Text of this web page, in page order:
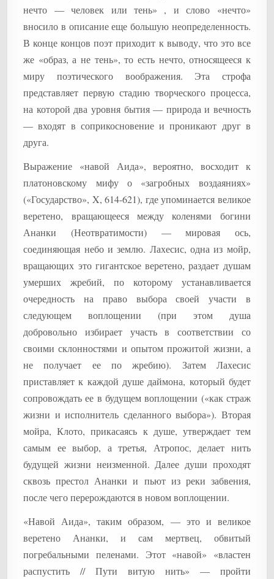
нечто — человек или тень» , и слово «нечто»
вносило в описание еще большую неопределенность.
В конце концов поэт приходит к выводу, что это все
же «образ, а не тень», то есть нечто, относящееся к
миру поэтического воображения. Эта строфа
представляет первую стадию творческого процесса,
на которой два уровня бытия — природа и вечность
— входят в соприкосновение и проникают друг в
друга.
Выражение «навой Аида», вероятно, восходит к
платоновскому мифу о «загробных воздаяниях»
(«Государство», X, 614-621), где упоминается великое
веретено, вращающееся между коленями богини
Ананки (Неотвратимости) — мировая ось,
соединяющая небо и землю. Лахесис, одна из мойр,
вращающих это гигантское веретено, раздает душам
умерших жребий, по которому устанавливается
очередность на право выбора своей участи в
следующем воплощении (при этом душа
добровольно избирает участь в соответствии со
своими склонностями и опытом прожитой жизни, а
не получает ее по жребию). Затем Лахесис
приставляет к каждой душе даймона, который будет
сопровождать ее в будущем воплощении («как страж
жизни и исполнитель сделанного выбора»). Вторая
мойра, Клото, прикасаясь к душе, утверждает тем
самым ее выбор, а третья, Атропос, делает нить
будущей жизни неизменной. Далее души проходят
сквозь престол Ананки и пьют из реки забвения,
после чего перерождаются в новом воплощении.
«Навой Аида», таким образом, — это и великое
веретено Ананки, и сам мертвец, обвитый
погребальными пеленами. Этот «навой» «властен
распустить // Пути витую нить» — пройти